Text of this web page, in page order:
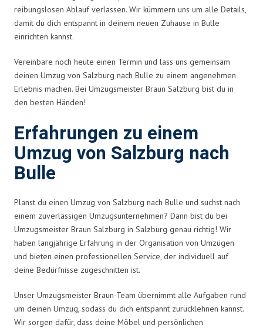
reibungslosen Ablauf verlassen. Wir kümmern uns um alle Details,
damit du dich entspannt in deinem neuen Zuhause in Bulle
einrichten kannst.
Vereinbare noch heute einen Termin und lass uns gemeinsam
deinen Umzug von Salzburg nach Bulle zu einem angenehmen
Erlebnis machen. Bei Umzugsmeister Braun Salzburg bist du in
den besten Händen!
Erfahrungen zu einem
Umzug von Salzburg nach
Bulle
Planst du einen Umzug von Salzburg nach Bulle und suchst nach
einem zuverlässigen Umzugsunternehmen? Dann bist du bei
Umzugsmeister Braun Salzburg in Salzburg genau richtig! Wir
haben langjährige Erfahrung in der Organisation von Umzügen
und bieten einen professionellen Service, der individuell auf
deine Bedürfnisse zugeschnitten ist.
Unser Umzugsmeister Braun-Team übernimmt alle Aufgaben rund
um deinen Umzug, sodass du dich entspannt zurücklehnen kannst.
Wir sorgen dafür, dass deine Möbel und persönlichen